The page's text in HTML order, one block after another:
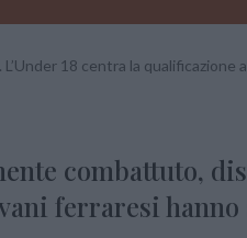
L’Under 18 centra la qualificazione
combattuto,
ferraresi hanno